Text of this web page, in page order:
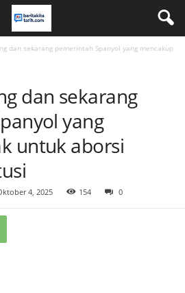
dan sekarang pemerintah Spanyol yang mencakup
dan sekarang
yang
untuk aborsi
4, 2025 154 0